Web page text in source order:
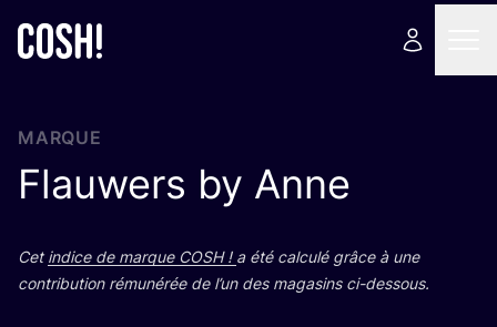
MARQUE
Flauwers by Anne
Cetindice de marque COSH! a été cal­cu­lé grâce à une
contri­bu­tion rému­né­rée de l’un des maga­sins ci-dessous.